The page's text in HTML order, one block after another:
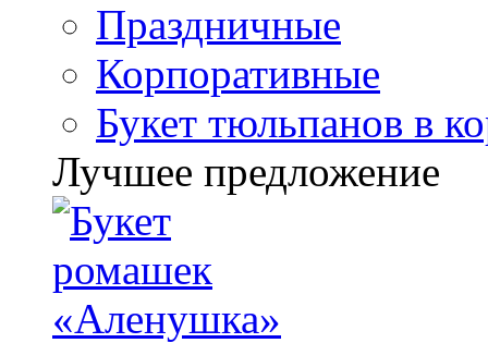
Праздничные
Корпоративные
Букет тюльпанов в
Лучшее предложение